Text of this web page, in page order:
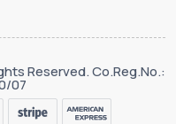
Reserved. Co.Reg.No.:
07